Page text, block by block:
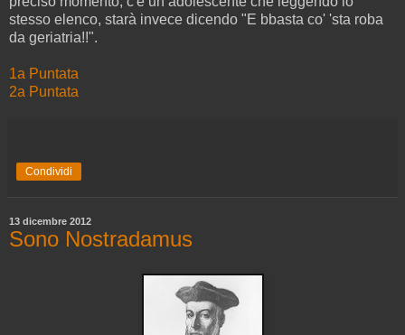
stesso elenco, starà invece dicendo "E bbasta co' 'sta roba
da geriatria!!".
1a Puntata
2a Puntata
Condividi
13 dicembre 2012
Sono Nostradamus